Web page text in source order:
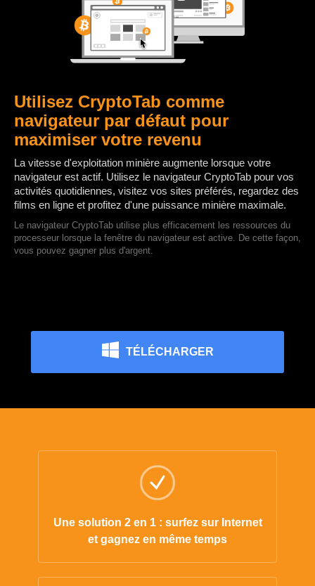
Utilisez CryptoTab comme
navigateur par défaut pour
maximiser votre revenu
La vitesse d'exploitation minière augmente lorsque votre
navigateur est actif. Utilisez le navigateur CryptoTab pour vos
activités quotidiennes, visitez vos sites préférés, regardez des
films en ligne et profitez d'une puissance minière maximale.
Le navigateur CryptoTab utilise plus efficacement les ressources du
processeur lorsque la fenêtre du navigateur est active. De cette façon,
vous pouvez gagner plus d'argent.
TÉLÉCHARGER
Une solution 2 en 1 : surfez sur Internet
et gagnez en même temps